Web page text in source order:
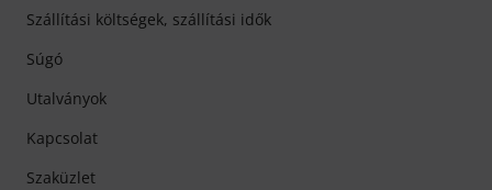
Szállítási költségek, szállítási idők
Súgó
Utalványok
Kapcsolat
Szaküzlet